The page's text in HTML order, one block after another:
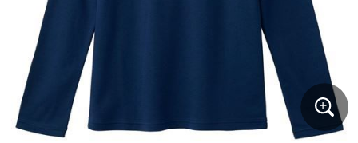
ジュニア・ティーンズ下着
大きいサイズ レディース服
大きいサイズ レディース下着
大きいサイズ メンズ
バーゲンセール
シークレットセール
詳細検索
商品カテゴリ一覧
カタログ
大きいサイズ レディース下着
大きいサイズ メンズ
大きいサイズ 事務・制服
シークレットセール
商品カテゴリ一覧
カタログ
カタログ・チラシからのご注文